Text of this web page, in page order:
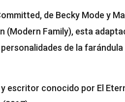
de Becky Mode y
(Modern Family), esta
de la
escritor conocido por El